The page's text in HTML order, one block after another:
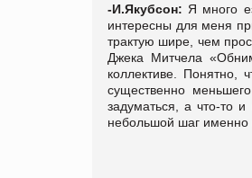
-И.Якубсон: Я много
интересны для меня
трактую шире, чем
Джека Митчела
коллективе. Понятно,
существенно
задуматься, а что-то
небольшой шаг именно